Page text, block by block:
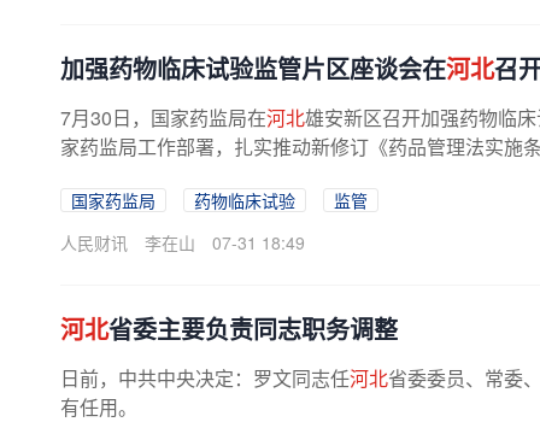
加强药物临床试验监管片区座谈会在河北召
7月30日，国家药监局在河北雄安新区召开加强药物临
家药监局工作部署，扎实推动新修订《药品管理法实施
国家药监局 药物临床试验
监管
人民财讯
李在山 07-31 18:49
河北省委主要负责同志职务调整
日前，中共中央决定：罗文同志任河北省委委员、常委
有任用。